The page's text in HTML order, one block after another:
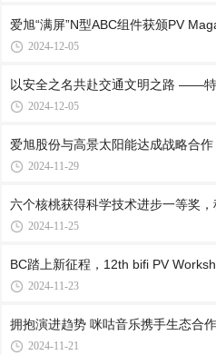
爱旭“满屏”N型ABC组件获颁PV
2024-12-05
以安全之名共赴交通文明之路 ——
2024-12-05
爱旭股份与高景太阳能达成战略合
2024-11-29
六个核桃获得科学技术进步一等奖
2024-11-25
BC踏上新征程，12th bifi PV
2024-11-23
拥抱演进趋势 咪咕音乐携手生态合
2024-11-21